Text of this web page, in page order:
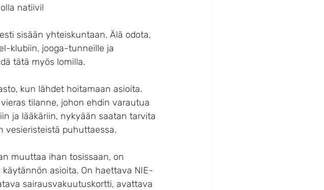
natiivi!
sisään yhteiskuntaan. Älä odota,
klubiin, jooga-tunneille ja
tätä myös lomilla.
kun lähdet hoitamaan asioita.
tilanne, johon ehdin varautua
ja lääkäriin, nykyään saatan tarvita
vesieristeistä puhuttaessa.
muuttaa ihan tosissaan, on
asioita. On haettava NIE-
sairausvakuutuskortti, avattava